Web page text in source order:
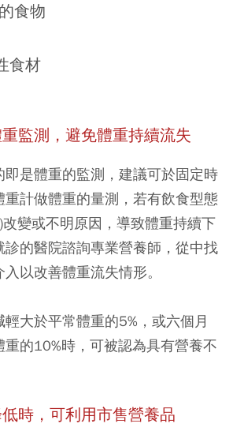
食物
食材
監測，避免體重持續流失
是體重的監測，建議可於固定時
重計做體重的量測，若有飲食型態
變或不明原因，導致體重持續下
診的醫院諮詢專業營養師，從中找
以改善體重流失情形。
大於平常體重的5%，或六個月
的10%時，可被認為具有營養不
時，可利用市售營養品